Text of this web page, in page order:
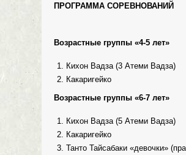
ПРОГРАММА СОРЕВНОВАНИЙ
Возрастные группы «4-5 лет»
Кихон Вадза (3 Атеми Вадза)
Какаригейко
Возрастные группы «6-7 лет»
Кихон Вадза (5 Атеми Вадза)
Какаригейко
Танто Тайсабаки «девочки»